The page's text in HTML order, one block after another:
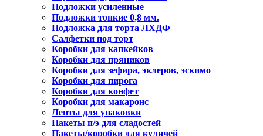
Подложки усиленные
Подложки тонкие 0,8 мм.
Подложка для торта ЛХДФ
Салфетки под торт
Коробки для капкейков
Коробки для пряников
Коробки для зефира, эклеров, эскимо
Коробки для пирога
Коробки для конфет
Коробки для макаронс
Ленты для упаковки
Пакеты п/э для сладостей
Пакеты/коробки для куличей